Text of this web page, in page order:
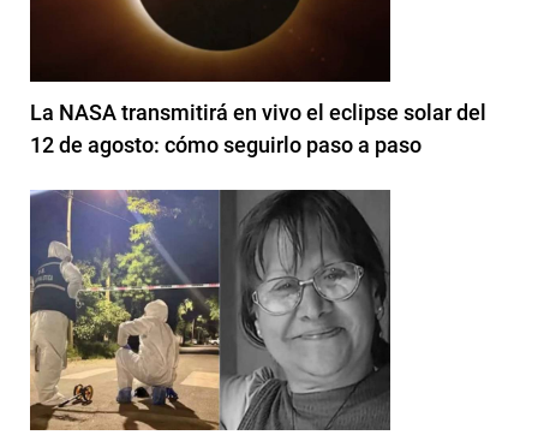
La NASA transmitirá en vivo el eclipse solar del
12 de agosto: cómo seguirlo paso a paso